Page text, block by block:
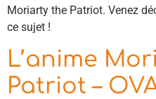
Moriarty the Patriot. Venez
ce sujet !
L’anime
Patriot –